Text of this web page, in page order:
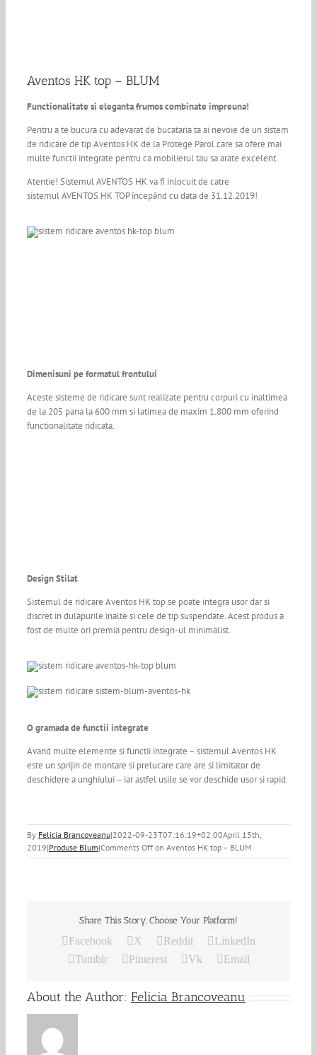
Aventos HK top – BLUM
Functionalitate si eleganta frumos combinate impreuna!
Pentru a te bucura cu adevarat de bucataria ta ai nevoie de un sistem
de ridicare de tip Aventos HK de la Protege Parol care sa ofere mai
multe functii integrate pentru ca mobilierul tau sa arate excelent.
Atentie! Sistemul AVENTOS HK va fi inlocuit de catre
sistemul AVENTOS HK TOP începând cu data de 31.12.2019!
Dimenisuni pe formatul frontului
Aceste sisteme de ridicare sunt realizate pentru corpuri cu inaltimea
de la 205 pana la 600 mm si latimea de maxim 1.800 mm oferind
functionalitate ridicata.
Design Stilat
Sistemul de ridicare Aventos HK top se poate integra usor dar si
discret in dulapurile inalte si cele de tip suspendate. Acest produs a
fost de multe ori premia pentru design-ul minimalist.
O gramada de functii integrate
Avand multe elemente si functii integrate – sistemul Aventos HK
este un sprijin de montare si prelucare care are si limitator de
deschidere a unghiului – iar astfel usile se vor deschide usor si rapid.
By Felicia Brancoveanu|2022-09-23T07:16:19+02:00April 15th,
2019|Produse Blum|Comments Off on Aventos HK top – BLUM
Share This Story, Choose Your Platform!
Facebook X Reddit
LinkedIn
Tumblr
Pinterest Vk Email
About the Author: Felicia Brancoveanu